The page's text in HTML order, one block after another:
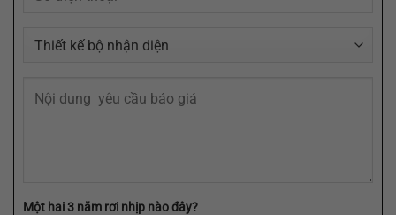
Một hai 3 năm rơi nhịp nào đây?